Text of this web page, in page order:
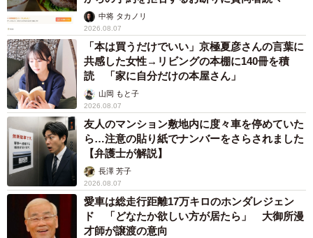
中将 タカノリ
2026.08.07
「本は買うだけでいい」京極夏彦さんの言葉に
共感した女性→リビングの本棚に140冊を積
読 「家に自分だけの本屋さん」
山岡 もと子
2026.08.07
友人のマンション敷地内に度々車を停めていた
ら…注意の貼り紙でナンバーをさらされました
【弁護士が解説】
長澤 芳子
2026.08.07
愛車は総走行距離17万キロのホンダレジェン
ド 「どなたか欲しい方が居たら」 大御所漫
才師が譲渡の意向